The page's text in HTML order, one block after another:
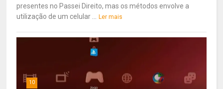
presentes no Passei Direito, mas os métodos envolve a
utilização de um celular ...
Ler mais
10